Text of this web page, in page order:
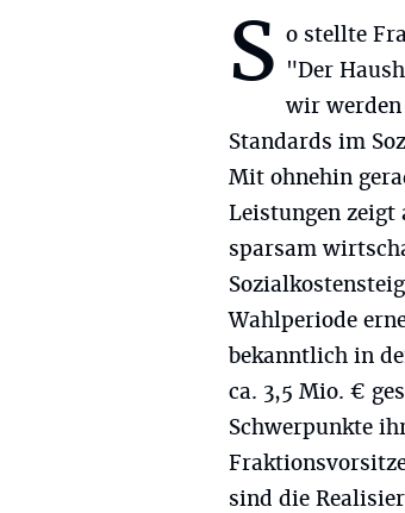
S o stellte
"Der
wir werden
Standards im
Mit ohnehin
Leistungen zeigt
sparsam
Wahlperiode
bekanntlich in
ca. 3,5 Mio. €
Schwerpunkte
sind die